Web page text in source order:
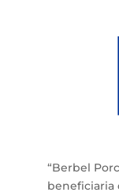
“Berbel
beneficiaria